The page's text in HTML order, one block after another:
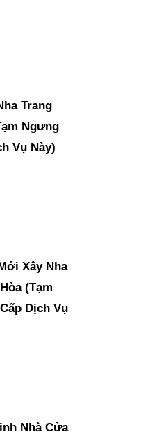
Trang
Ngưng
Vụ Này)
Xây Nha
(Tạm
Dịch Vụ
Nhà Cửa